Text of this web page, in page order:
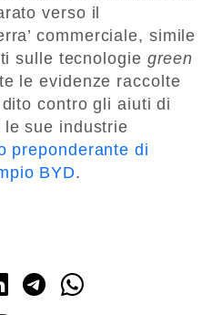
verso il
commerciale, simile
sulle tecnologie green
le evidenze raccolte
contro gli aiuti di
sue industrie
preponderante di
BYD.